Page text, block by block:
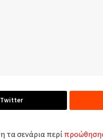
Twitter
τα σενάρια περί